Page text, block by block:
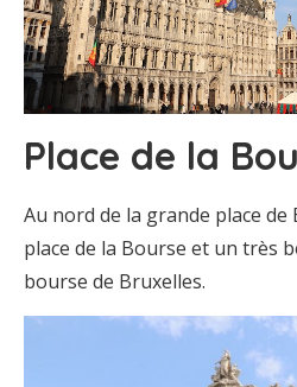
Place de la
Au nord de la grande place
place de la Bourse et un très
bourse de Bruxelles.